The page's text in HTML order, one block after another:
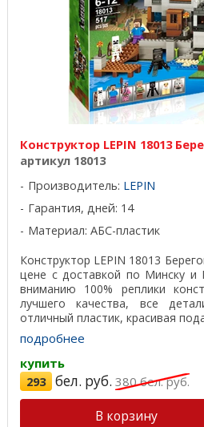
Конструктор LEPIN 18013
артикул 18013
Производитель: LEPIN
Гарантия, дней: 14
Материал: АБС-пластик
Конструктор LEPIN 18013
цене с доставкой по Минску
вниманию 100% реплики
лучшего качества, все
отличный пластик, красивая
подробнее
купить
293 бел. руб. 380бел. руб.
В корзину